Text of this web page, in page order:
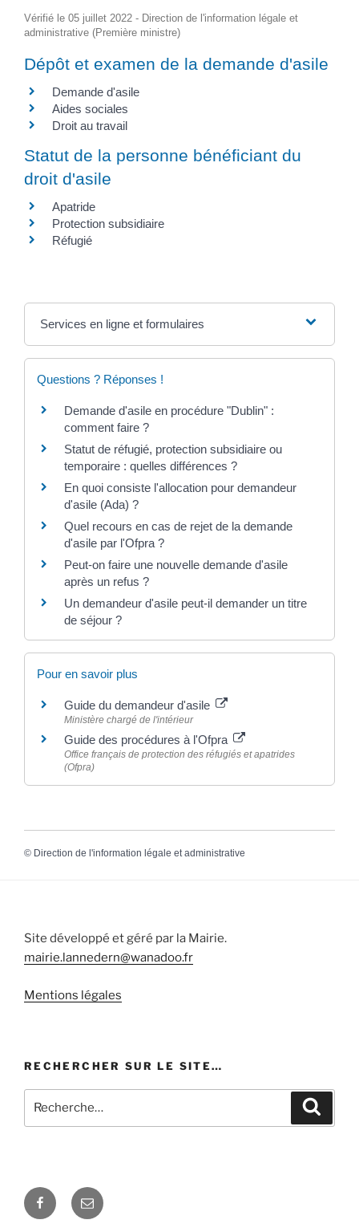
Vérifié le 05 juillet 2022 - Direction de l'information légale et
administrative (Première ministre)
Dépôt et examen de la demande d'asile
Demande d'asile
Aides sociales
Droit au travail
Statut de la personne bénéficiant du
droit d'asile
Apatride
Protection subsidiaire
Réfugié
Services en ligne et formulaires
Questions ? Réponses !
Demande d'asile en procédure "Dublin" :
comment faire ?
Statut de réfugié, protection subsidiaire ou
temporaire : quelles différences ?
En quoi consiste l'allocation pour demandeur
d'asile (Ada) ?
Quel recours en cas de rejet de la demande
d'asile par l'Ofpra ?
Peut-on faire une nouvelle demande d'asile
après un refus ?
Un demandeur d'asile peut-il demander un titre
de séjour ?
Pour en savoir plus
Guide du demandeur d'asile
Ministère chargé de l'intérieur
Guide des procédures à l'Ofpra
Office français de protection des réfugiés et apatrides
(Ofpra)
© Direction de l'information légale et administrative
Site développé et géré par la Mairie.
mairie.lannedern@wanadoo.fr
Mentions légales
RECHERCHER SUR LE SITE…
pour
Facebook
E-
mail